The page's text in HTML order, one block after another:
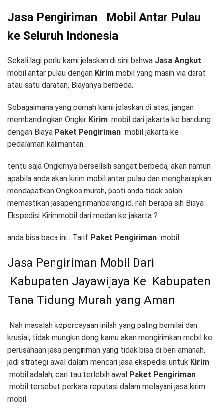
Jasa Pengiriman
Mobil Antar Pulau
ke Seluruh Indonesia
Sekali lagi perlu kami jelaskan di sini bahwa Jasa Angkut
mobil antar pulau dengan Kirim mobil yang masih via darat
atau satu daratan, Biayanya berbeda.
Sebagaimana yang pernah kami jelaskan di atas, jangan
membandingkan Ongkir Kirim mobil dari jakarta ke bandung
dengan Biaya Paket Pengiriman mobil jakarta ke
pedalaman kalimantan.
tentu saja Ongkirnya berselisih sangat berbeda, akan namun
apabila anda akan kirim mobil antar pulau dan mengharapkan
mendapatkan Ongkos murah, pasti anda tidak salah
memastikan jasapengirimanbarang.id. nah berapa sih Biaya
Ekspedisi Kirimmobil dari medan ke jakarta ?
anda bisa baca ini : Tarif Paket Pengiriman mobil
Jasa Pengiriman Mobil Dari
Kabupaten Jayawijaya Ke Kabupaten
Tana Tidung Murah yang Aman
Nah masalah kepercayaan inilah yang paling bernilai dan
krusial, tidak mungkin dong kamu akan mengirimkan mobil ke
perusahaan jasa pengiriman yang tidak bisa di beri amanah.
jadi strategi awal dalam mencari jasa ekspedisi untuk Kirim
mobil adalah, cari tau terlebih awal Paket Pengiriman
mobil tersebut perkara reputasi dalam melayani jasa kirim
mobil.